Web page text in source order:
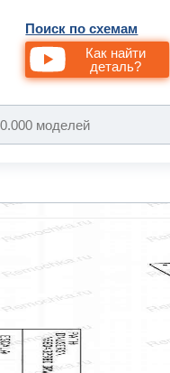
Поиск по схемам
Как найти
деталь?